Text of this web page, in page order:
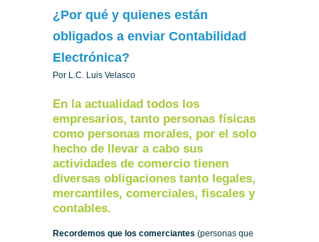
¿Por qué y quienes están
obligados a enviar Contabilidad
Electrónica?
Por L.C. Luis Velasco
En la actualidad todos los
empresarios, tanto personas físicas
como personas morales, por el solo
hecho de llevar a cabo sus
actividades de comercio tienen
diversas obligaciones tanto legales,
mercantiles, comerciales, fiscales y
contables.
Recordemos que los comerciantes (personas que